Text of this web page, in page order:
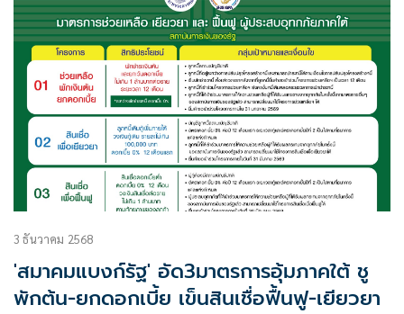
3 ธันวาคม 2568
'สมาคมแบงก์รัฐ' อัด3มาตรการอุ้มภาคใต้ ชู
พักต้น-ยกดอกเบี้ย เข็นสินเชื่อฟื้นฟู-เยียวยา